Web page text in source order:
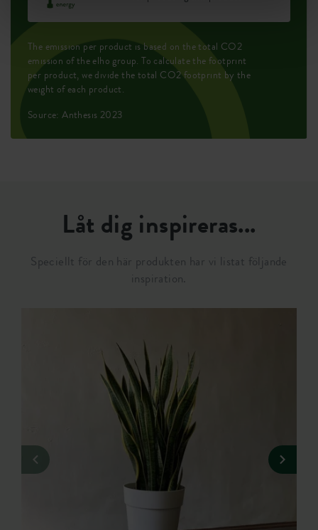
The emission per product is based on the total CO2
emission of the elho group. To calculate the footprint
per product, we divide the total CO2 footprint by the
weight of each product.
Source: Anthesis 2023
Låt dig inspireras...
Speciellt för den här produkten har vi listat följande
inspiration.